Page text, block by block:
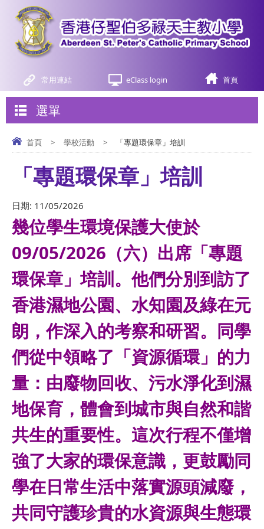
常用連結 eClass login 首頁
選單
首頁 > 學校活動 > 「專題環保章」培訓
「專題環保章」培訓
日期: 11/05/2026
幾位學生環境保護大使於
09/05/2026（六）出席「專題
環保章」培訓。他們分別到訪了
香港濕地公園、水知園及綠在元
朗，作深入的考察和研習。同學
們從中領略了「資源循環」的力
量：由廢物回收、污水淨化到濕
地保育，體會到城市與自然和諧
共生的重要性。這次行程不僅增
強了大家的環保意識，更鼓勵同
學在日常生活中落實源頭減廢，
共同守護珍貴的水資源與生態環